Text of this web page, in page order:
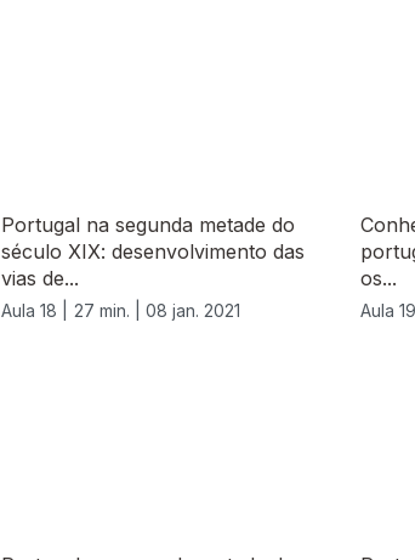
Portugal na segunda metade do
século XIX: desenvolvimento das
vias de...
Aula 18 | 27 min. | 08 jan. 2021
os...
Aula 19